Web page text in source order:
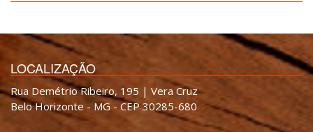
LOCALIZAÇÃO
Rua Demétrio Ribeiro, 195 | Vera Cruz
Belo Horizonte - MG - CEP 30285-680